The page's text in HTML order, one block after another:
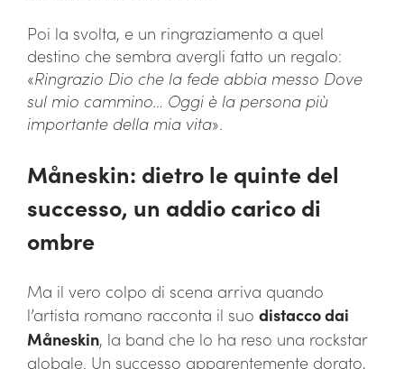
Poi la svolta, e un ringraziamento a quel
destino che sembra avergli fatto un regalo:
«Ringrazio Dio che la fede abbia messo Dove
sul mio cammino… Oggi è la persona più
importante della mia vita».
Måneskin: dietro le quinte del
successo, un addio carico di
ombre
Ma il vero colpo di scena arriva quando
l’artista romano racconta il suo distacco dai
Måneskin, la band che lo ha reso una rockstar
globale. Un successo apparentemente dorato,